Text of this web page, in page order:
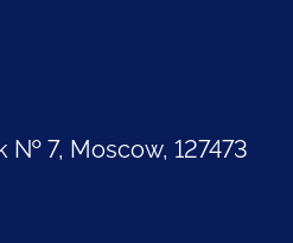
№ 7, Moscow, 127473